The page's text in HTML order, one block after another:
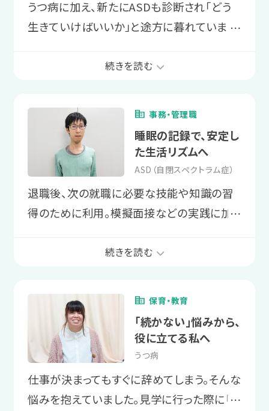
⋯
うつ病に加え、新たにASDも診断され「どう
生きていけばいいか」と途方に暮れていまし
合い、自己理解を深め、対処法を習得。今は
す。
利用する前はどのようなお悩みを抱えて
いましたか？
当時はうつ病に加え、ASDも診断された
ので、どう生きていけばいいのか分から
ードについてお聞かせください。
何事も体が資本なので、体調管理に努
めました。他には、特性を含めた自己理
解を頑張りました。
続きを読む
事務・管理職
睡眠の記録で、安定し
た生活リズムへ
ASD（自閉スペクトラム症）
⋯
退職後、次の就職に必要な技能や知識の習
得のために利用。模擬面接などの実践に加
間を把握しました。その結果、生活リズムが
利用しようと思ったきっかけは何です
か？
以前勤めていた会社を退職したため、次
の就職先を探す必要がありました。その
ために必要な技能や知識の習得のた
続きを読む
保育・教育
「続かない」悩みから、
役に立てる私へ
うつ病
⋯
仕事が決まってもすぐに辞めてしまう。そんな
悩みを抱えていました。見学に行った際に「こ